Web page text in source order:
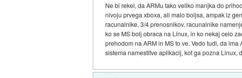
Ne bi rekel, da ARMu tako veliko manjka do
nivoju prvega xboxa, ali malo boljsa, ampak iz
racunalnike, 3/4 prenosnikov, racunalnike
ko se MS bolj obraca na Linux, in ko nekaj celo
prehodom na ARM in MS to ve. Vedo tudi, da
sistema namestitve aplikacij, kot ga pozna